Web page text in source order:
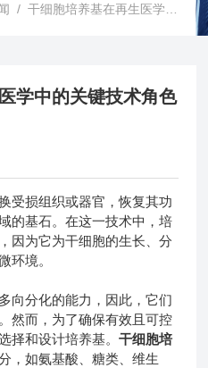
/ 干细胞培养基在再生医学中的关键技术角色
学中的关键技术角色
损组织或器官，恢复其功
的基石。在这一技术中，培
因为它为干细胞的生长、分
环境。
分化的能力，因此，它们
然而，为了确保有效且可控
择和设计培养基。干细胞培
，如氨基酸、糖类、维生